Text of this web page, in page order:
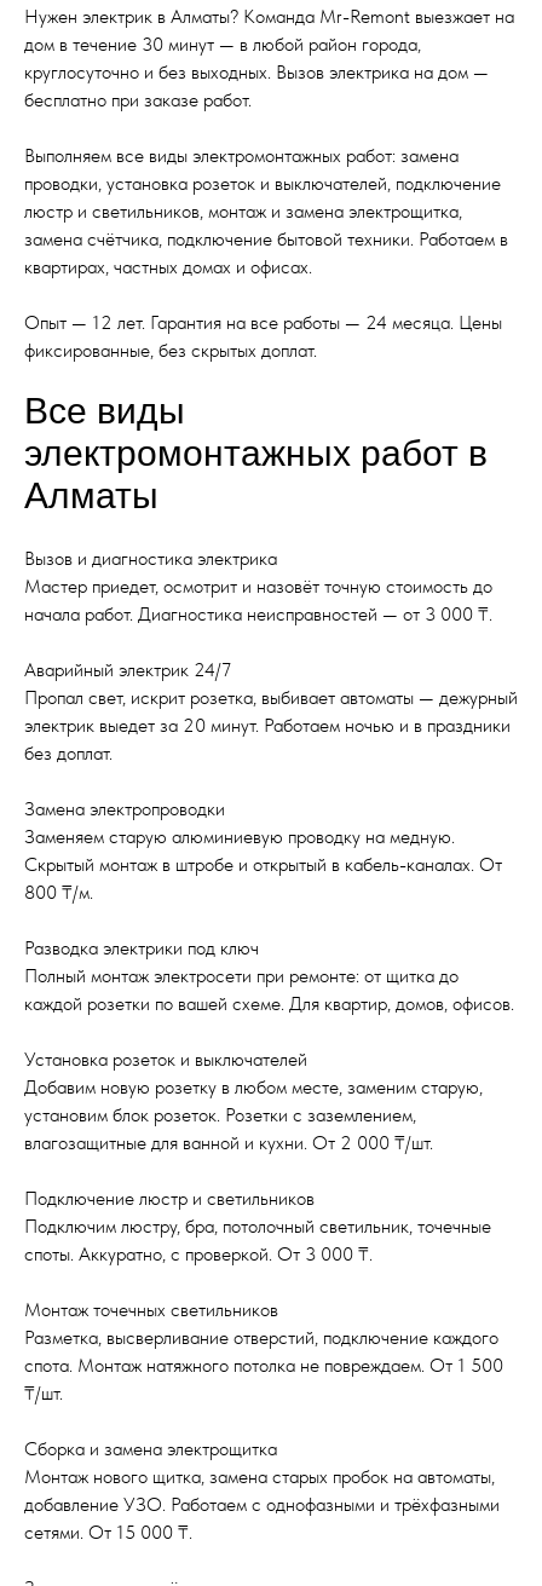
Нужен электрик в Алматы? Команда Mr-Remont выезжает на
дом в течение 30 минут — в любой район города,
круглосуточно и без выходных. Вызов электрика на дом —
бесплатно при заказе работ.
Выполняем все виды электромонтажных работ: замена
проводки, установка розеток и выключателей, подключение
люстр и светильников, монтаж и замена электрощитка,
замена счётчика, подключение бытовой техники. Работаем в
квартирах, частных домах и офисах.
Опыт — 12 лет. Гарантия на все работы — 24 месяца. Цены
фиксированные, без скрытых доплат.
Все виды
электромонтажных работ в
Алматы
Вызов и диагностика электрика
Мастер приедет, осмотрит и назовёт точную стоимость до
начала работ. Диагностика неисправностей — от 3 000 ₸.
Аварийный электрик 24/7
Пропал свет, искрит розетка, выбивает автоматы — дежурный
электрик выедет за 20 минут. Работаем ночью и в праздники
без доплат.
Замена электропроводки
Заменяем старую алюминиевую проводку на медную.
Скрытый монтаж в штробе и открытый в кабель-каналах. От
800 ₸/м.
Разводка электрики под ключ
Полный монтаж электросети при ремонте: от щитка до
каждой розетки по вашей схеме. Для квартир, домов, офисов.
Установка розеток и выключателей
Добавим новую розетку в любом месте, заменим старую,
установим блок розеток. Розетки с заземлением,
влагозащитные для ванной и кухни. От 2 000 ₸/шт.
Подключение люстр и светильников
Подключим люстру, бра, потолочный светильник, точечные
споты. Аккуратно, с проверкой. От 3 000 ₸.
Монтаж точечных светильников
Разметка, высверливание отверстий, подключение каждого
спота. Монтаж натяжного потолка не повреждаем. От 1 500
₸/шт.
Сборка и замена электрощитка
Монтаж нового щитка, замена старых пробок на автоматы,
добавление УЗО. Работаем с однофазными и трёхфазными
сетями. От 15 000 ₸.